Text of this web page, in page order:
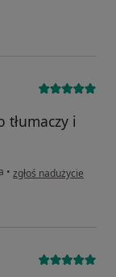
tłumaczy i
• w opinii użytkownika Zz
zgłoś nadużycie